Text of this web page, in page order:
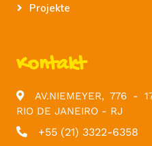
Projekte
Kontakt
AV.NIEMEYER, 776 -
RIO DE JANEIRO - RJ
+55 (21) 3322-6358